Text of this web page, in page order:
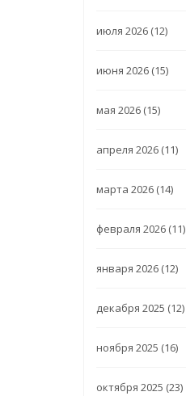
июля 2026 (12)
июня 2026 (15)
мая 2026 (15)
апреля 2026 (11)
марта 2026 (14)
февраля 2026 (11)
января 2026 (12)
декабря 2025 (12)
ноября 2025 (16)
октября 2025 (23)